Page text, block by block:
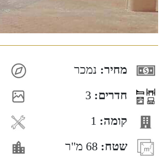
מחיר: נמכר
חדרים: 3
קומה: 1
שטח: 68 מ"ר